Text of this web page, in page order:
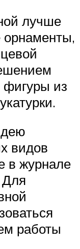
лучше
орнаменты,
фигуры из
видов
в журнале
Для
работы